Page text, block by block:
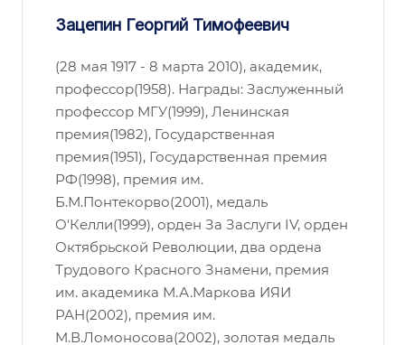
Зацепин Георгий Тимофеевич
(28 мая 1917 - 8 марта 2010), академик,
профессор(1958). Награды: Заслуженный
профессор МГУ(1999), Ленинская
премия(1982), Государственная
премия(1951), Государственная премия
РФ(1998), премия им.
Б.М.Понтекорво(2001), медаль
О'Келли(1999), орден За Заслуги IV, орден
Октябрьской Революции, два ордена
Трудового Красного Знамени, премия
им. академика М.А.Маркова ИЯИ
РАН(2002), премия им.
М.В.Ломоносова(2002), золотая медаль